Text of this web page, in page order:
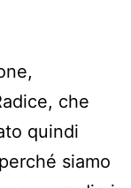
che
quindi
siamo